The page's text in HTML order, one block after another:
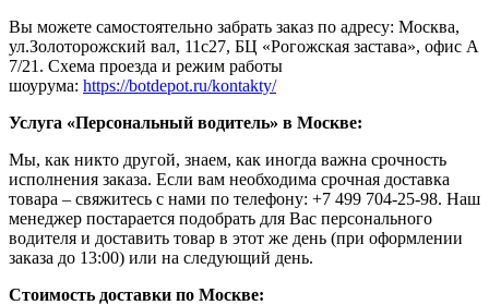
Вы можете самостоятельно забрать заказ по адресу: Москва,
ул.Золоторожский вал, 11с27, БЦ «Рогожская застава», офис А
7/21. Схема проезда и режим работы
шоурума: https://botdepot.ru/kontakty/
Услуга «Персональный водитель» в Москве:
Мы, как никто другой, знаем, как иногда важна срочность
исполнения заказа. Если вам необходима срочная доставка
товара – свяжитесь с нами по телефону: +7 499 704-25-98. Наш
менеджер постарается подобрать для Вас персонального
водителя и доставить товар в этот же день (при оформлении
заказа до 13:00) или на следующий день.
Стоимость доставки по Москве: